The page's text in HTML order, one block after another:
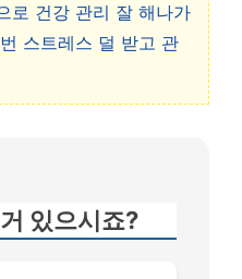
로 건강 관리 잘 해나가
스트레스 덜 받고 관
있으시죠?